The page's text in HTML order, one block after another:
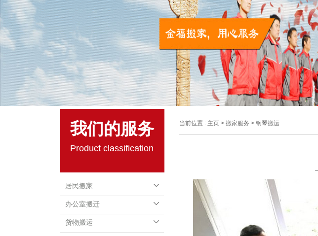
我们的服务
Product classification
居民搬家
办公室搬迁
货物搬运
当前位置 : 主页 > 搬家服务 > 钢琴搬运